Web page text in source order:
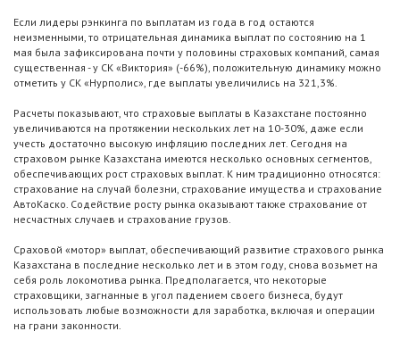
Если лидеры рэнкинга по выплатам из года в год остаются
неизменными, то отрицательная динамика выплат по состоянию на 1
мая была зафиксирована почти у половины страховых компаний, самая
существенная - у СК «Виктория» (-66%), положительную динамику можно
отметить у СК «Нурполис», где выплаты увеличились на 321,3%.
Расчеты показывают, что страховые выплаты в Казахстане постоянно
увеличиваются на протяжении нескольких лет на 10-30%, даже если
учесть достаточно высокую инфляцию последних лет. Сегодня на
страховом рынке Казахстана имеются несколько основных сегментов,
обеспечивающих рост страховых выплат. К ним традиционно относятся:
страхование на случай болезни, страхование имущества и страхование
АвтоКаско. Содействие росту рынка оказывают также страхование от
несчастных случаев и страхование грузов.
Сраховой «мотор» выплат, обеспечивающий развитие страхового рынка
Казахстана в последние несколько лет и в этом году, снова возьмет на
себя роль локомотива рынка. Предполагается, что некоторые
страховщики, загнанные в угол падением своего бизнеса, будут
использовать любые возможности для заработка, включая и операции
на грани законности.